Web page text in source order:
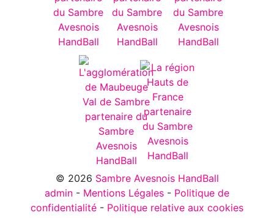
© 2026 Sambre Avesnois HandBall
admin - Mentions Légales - Politique de
confidentialité - Politique relative aux cookies